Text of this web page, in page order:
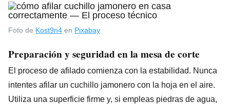
Foto de Kost9n4 en Pixabay
Preparación y seguridad en la mesa de corte
El proceso de afilado comienza con la estabilidad. Nunca
intentes afilar un cuchillo jamonero con la hoja en el aire.
Utiliza una superficie firme y, si empleas piedras de agua,